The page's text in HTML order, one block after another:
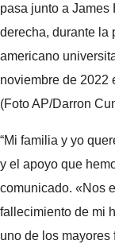
pasa junto a James
derecha, durante la
americano
noviembre de 2022
(Foto AP/Darron
“Mi familia y yo
y el apoyo que
comunicado. «Nos
fallecimiento de mi
uno de los